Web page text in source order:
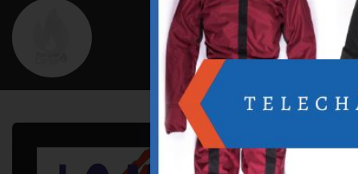
< Retour à la liste des pompiers
BLAISE ALINE